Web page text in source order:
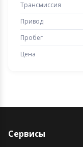
Трансмиссия
Привод
Пробег
Цена
Сервисы